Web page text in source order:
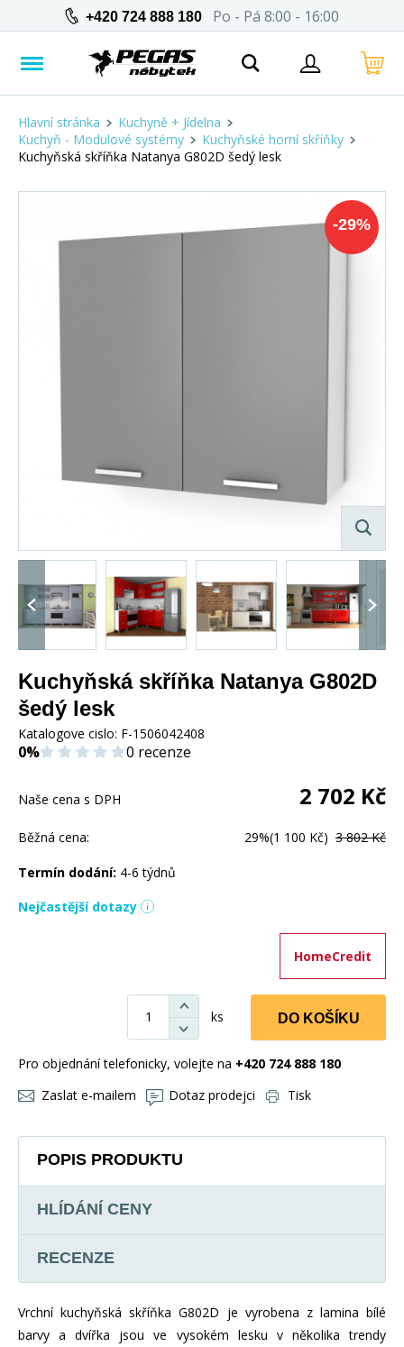
+420 724 888 180 Po - Pá 8:00 - 16:00
Hlavní stránka
Kuchyně + Jídelna
Kuchyň - Modulové systémy
Kuchyňské horní skříňky
Kuchyňská skříňka Natanya G802D šedý lesk
-29%
Kuchyňská skříňka Natanya G802D
šedý lesk
Katalogove cislo: F-1506042408
0% 0 recenze
Naše cena s DPH 2 702 Kč
Běžná cena: 29%(1 100 Kč) 3 802 Kč
Termín dodání: 4-6 týdnů
Nejčastější dotazy
HomeCredit
ks DO KOŠÍKU
Pro objednání telefonicky, volejte na +420 724 888 180
Zaslat e-mailem
Dotaz prodejci Tisk
POPIS PRODUKTU
HLÍDÁNÍ CENY
RECENZE
Vrchní kuchyňská skříňka G802D je vyrobena z lamina bílé
barvy a dvířka jsou ve vysokém lesku v několika trendy